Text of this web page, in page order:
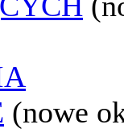
(nowe